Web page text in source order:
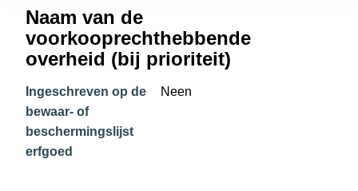
Naam van de
voorkooprechthebbende
overheid (bij prioriteit)
Ingeschreven op de
bewaar- of
beschermingslijst
erfgoed
Neen